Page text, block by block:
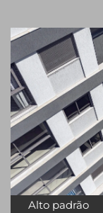
Alto padrão